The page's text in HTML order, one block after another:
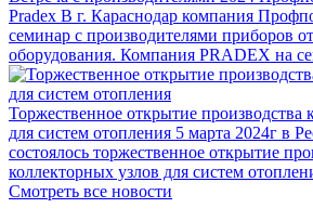
Pradex В г. Караснодар компания
семинар с производителями приборов
оборудования. Компания PRADEX на
Торжественное открытие производства
для систем отопления 5 марта 2024г в
состоялось торжественное открытие
коллекторных узлов для систем
Смотреть все новости